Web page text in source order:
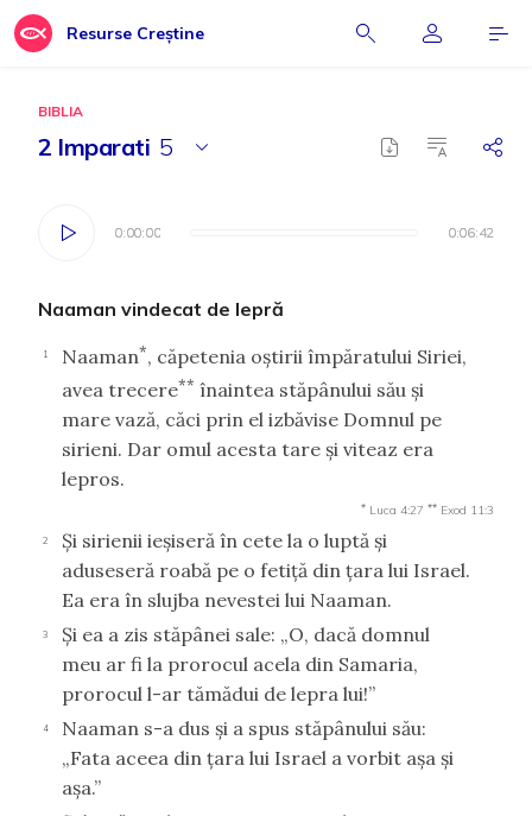
Resurse Creștine
BIBLIA
2 Imparati 5
0:00:00 0:06:42
0:00:00 0:06:42
Naaman vindecat de lepră
1 Naaman*, căpetenia oştirii împăratului Siriei,
avea trecere** înaintea stăpânului său şi
mare vază, căci prin el izbăvise Domnul pe
sirieni. Dar omul acesta tare şi viteaz era
lepros.
* Luca 4:27 ** Exod 11:3
2
Şi sirienii ieşiseră în cete la o luptă şi
aduseseră roabă pe o fetiţă din ţara lui Israel.
Ea era în slujba nevestei lui Naaman.
3
Şi ea a zis stăpânei sale: „O, dacă domnul
meu ar fi la prorocul acela din Samaria,
prorocul l-ar tămădui de lepra lui!”
4
Naaman s-a dus şi a spus stăpânului său:
„Fata aceea din ţara lui Israel a vorbit aşa şi
aşa.”